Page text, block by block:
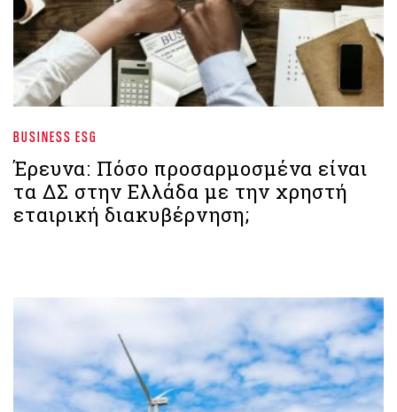
BUSINESS ESG
Έρευνα: Πόσο προσαρμοσμένα είναι
τα ΔΣ στην Ελλάδα με την χρηστή
εταιρική διακυβέρνηση;